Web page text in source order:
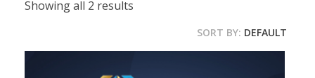
Showing all 2 results
SORT BY: DEFAULT